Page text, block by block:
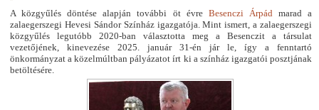
A közgyűlés döntése alapján további öt évre Besenczi Árpádmarad a
zalaegerszegi Hevesi Sándor Színház igazgatója. Mint ismert, a zalaegerszegi
közgyűlés legutóbb 2020-ban választotta meg a Besenczit a társulat
vezetőjének, kinevezése 2025. január 31-én jár le, így a fenntartó
önkormányzat a közelmúltban pályázatot írt ki a színház igazgatói posztjának
betöltésére.